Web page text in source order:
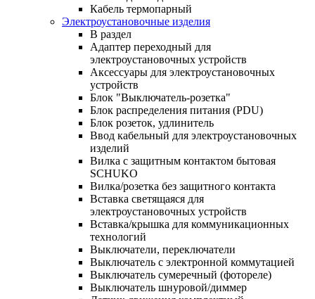
Кабель термопарный
Электроустановочные изделия
В раздел
Адаптер переходный для
электроустановочных устройств
Аксессуары для электроустановочных
устройств
Блок "Выключатель-розетка"
Блок распределения питания (PDU)
Блок розеток, удлинитель
Ввод кабельный для электроустановочных
изделий
Вилка с защитным контактом бытовая
SCHUKO
Вилка/розетка без защитного контакта
Вставка светящаяся для
электроустановочных устройств
Вставка/крышка для коммуникационных
технологий
Выключатели, переключатели
Выключатель с электронной коммутацией
Выключатель сумеречный (фотореле)
Выключатель шнуровой/диммер